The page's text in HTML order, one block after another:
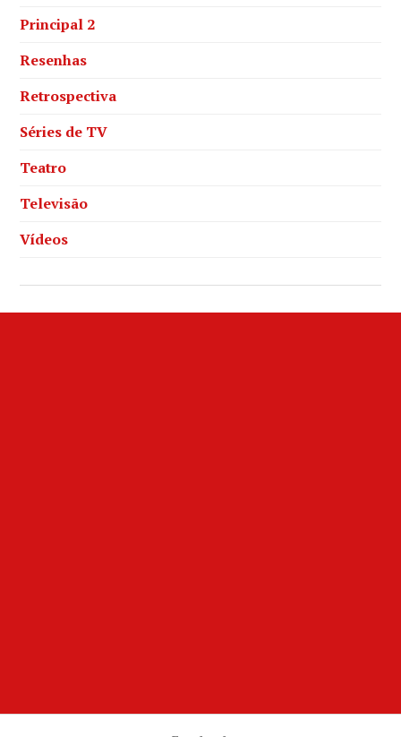
Principal 2
Resenhas
Retrospectiva
Séries de TV
Teatro
Televisão
Vídeos